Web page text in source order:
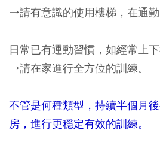
→請有意識的使用樓梯，在通勤
日常已有運動習慣，如經常上下
→請在家進行全方位的訓練。
不管是何種類型，持續半個月
房，進行更穩定有效的訓練。